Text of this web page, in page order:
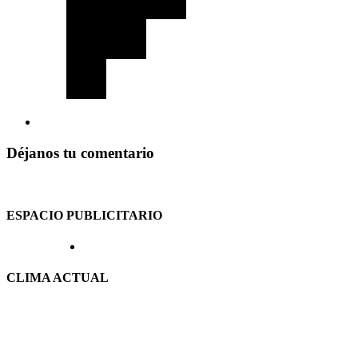
Déjanos tu comentario
ESPACIO PUBLICITARIO
CLIMA ACTUAL